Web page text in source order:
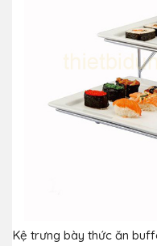
Kệ trưng bày thức ăn